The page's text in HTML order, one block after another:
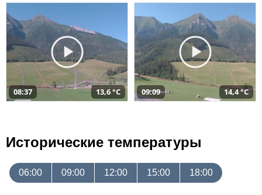
08:37 13,6 °C 09:09 14,4 °C
Исторические температуры
06:00 09:00 12:00 15:00 18:00